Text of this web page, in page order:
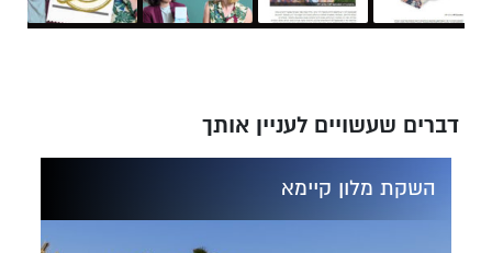
דברים שעשויים לעניין אותך
השקת מלון קיימא